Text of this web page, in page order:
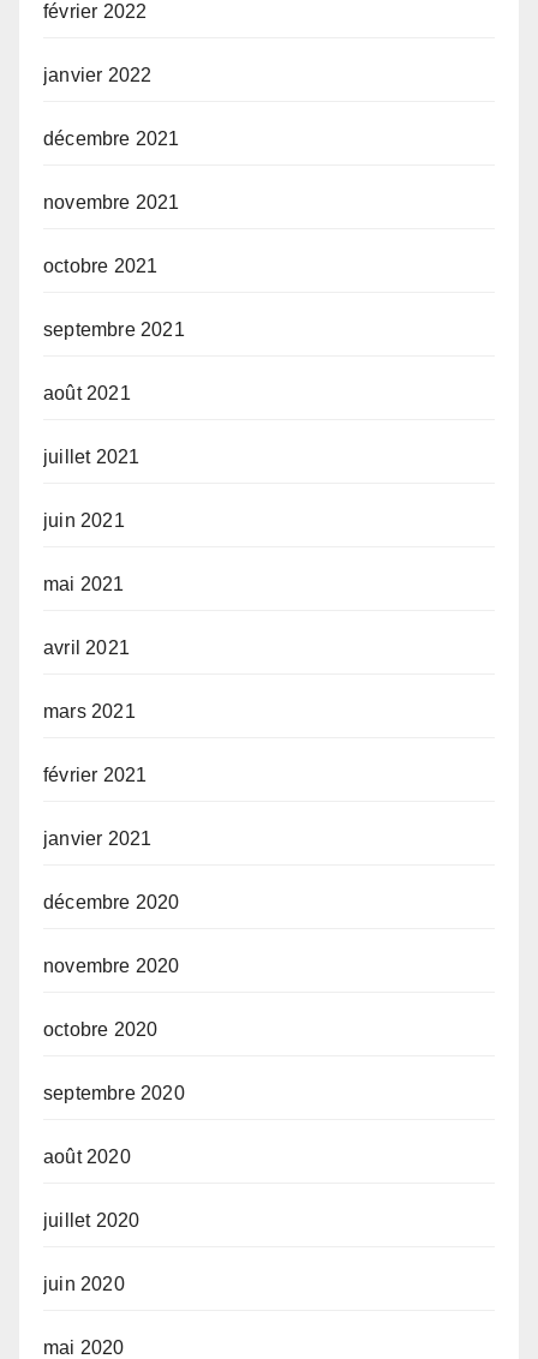
février 2022
janvier 2022
décembre 2021
novembre 2021
octobre 2021
septembre 2021
août 2021
juillet 2021
juin 2021
mai 2021
avril 2021
mars 2021
février 2021
janvier 2021
décembre 2020
novembre 2020
octobre 2020
septembre 2020
août 2020
juillet 2020
juin 2020
mai 2020